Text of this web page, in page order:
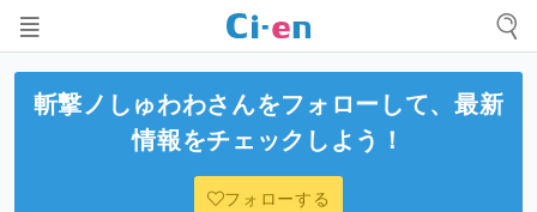
斬撃ノしゅわわさんをフォローして、最新
情報をチェックしよう！
フォローする